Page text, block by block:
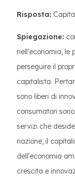
Risposta:
Spiegazione:
nell'economia, le
perseguire il
capitalista.
sono liberi di
consumatori
servizi che
nazione, il
dell'economia
crescita e